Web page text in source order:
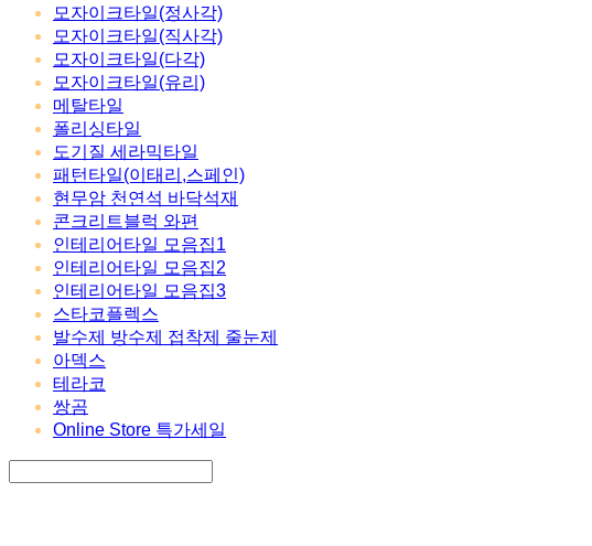
모자이크타일(정사각)
모자이크타일(직사각)
모자이크타일(다각)
모자이크타일(유리)
메탈타일
폴리싱타일
도기질 세라믹타일
패턴타일(이태리,스페인)
현무암 천연석 바닥석재
콘크리트블럭 와편
인테리어타일 모음집1
인테리어타일 모음집2
인테리어타일 모음집3
스타코플렉스
발수제 방수제 접착제 줄눈제
아덱스
테라코
쌍곰
Online Store 특가세일